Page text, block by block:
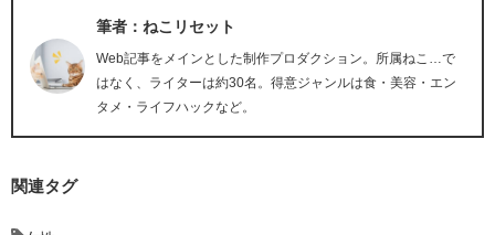
筆者：ねこリセット
Web記事をメインとした制作プロダクション。所属ねこ…で
はなく、ライターは約30名。得意ジャンルは食・美容・エン
タメ・ライフハックなど。
関連タグ